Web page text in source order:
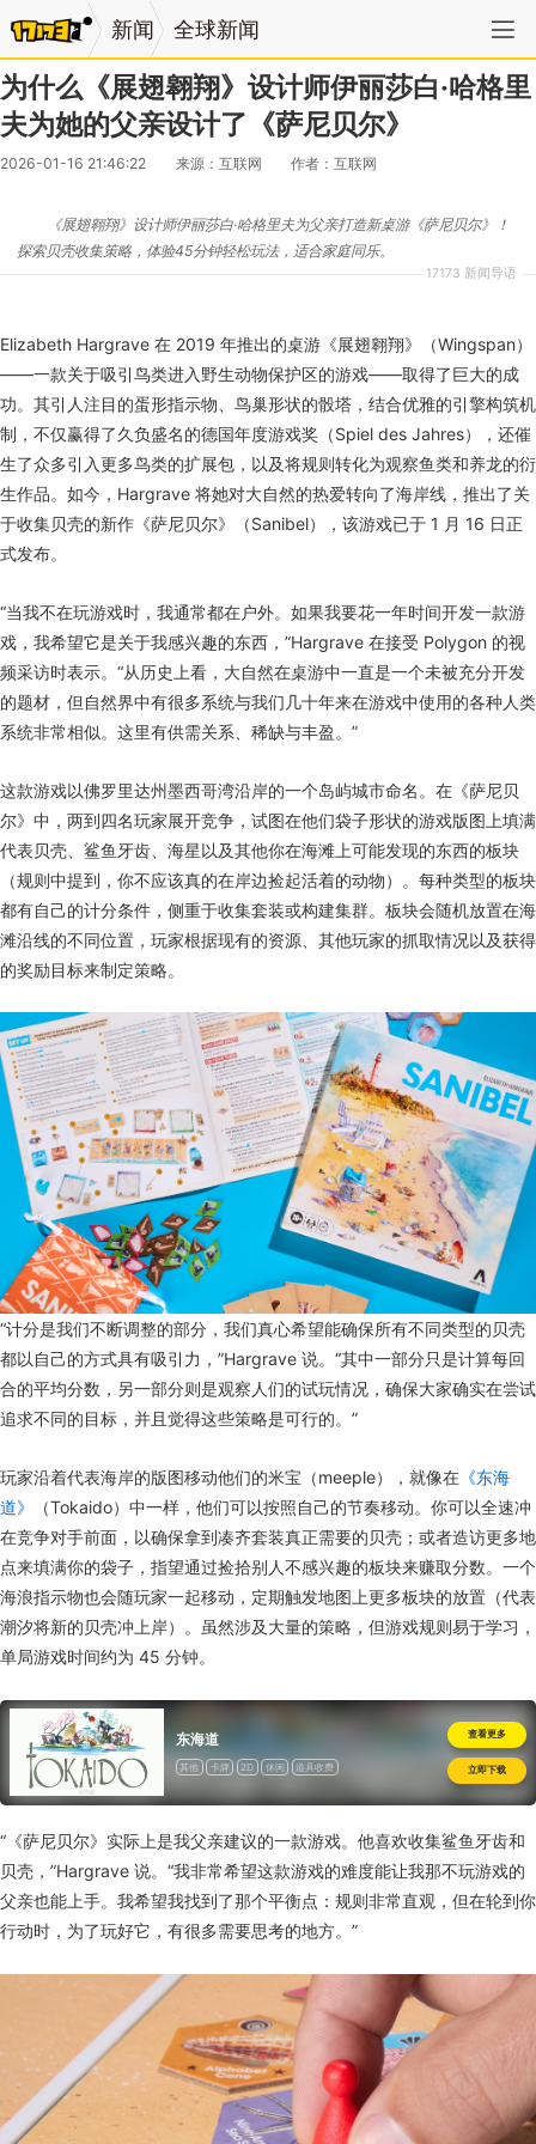
新闻 全球新闻
为什么《展翅翱翔》设计师伊丽莎白·哈格里
夫为她的父亲设计了《萨尼贝尔》
2026-01-16 21:46:22 来源：互联网 作者：互联网
17173 新闻导语
《展翅翱翔》设计师伊丽莎白·哈格里夫为父亲打造新桌游《萨尼贝尔》！
探索贝壳收集策略，体验45分钟轻松玩法，适合家庭同乐。
Elizabeth Hargrave 在 2019 年推出的桌游《展翅翱翔》（Wingspan）
——一款关于吸引鸟类进入野生动物保护区的游戏——取得了巨大的成
功。其引人注目的蛋形指示物、鸟巢形状的骰塔，结合优雅的引擎构筑机
制，不仅赢得了久负盛名的德国年度游戏奖（Spiel des Jahres），还催
生了众多引入更多鸟类的扩展包，以及将规则转化为观察鱼类和养龙的衍
生作品。如今，Hargrave 将她对大自然的热爱转向了海岸线，推出了关
于收集贝壳的新作《萨尼贝尔》（Sanibel），该游戏已于 1 月 16 日正
式发布。
“当我不在玩游戏时，我通常都在户外。如果我要花一年时间开发一款游
戏，我希望它是关于我感兴趣的东西，”Hargrave 在接受 Polygon 的视
频采访时表示。“从历史上看，大自然在桌游中一直是一个未被充分开发
的题材，但自然界中有很多系统与我们几十年来在游戏中使用的各种人类
系统非常相似。这里有供需关系、稀缺与丰盈。”
这款游戏以佛罗里达州墨西哥湾沿岸的一个岛屿城市命名。在《萨尼贝
尔》中，两到四名玩家展开竞争，试图在他们袋子形状的游戏版图上填满
代表贝壳、鲨鱼牙齿、海星以及其他你在海滩上可能发现的东西的板块
（规则中提到，你不应该真的在岸边捡起活着的动物）。每种类型的板块
都有自己的计分条件，侧重于收集套装或构建集群。板块会随机放置在海
滩沿线的不同位置，玩家根据现有的资源、其他玩家的抓取情况以及获得
的奖励目标来制定策略。
“计分是我们不断调整的部分，我们真心希望能确保所有不同类型的贝壳
都以自己的方式具有吸引力，”Hargrave 说。“其中一部分只是计算每回
合的平均分数，另一部分则是观察人们的试玩情况，确保大家确实在尝试
追求不同的目标，并且觉得这些策略是可行的。”
玩家沿着代表海岸的版图移动他们的米宝（meeple），就像在 《东海
道》
（Tokaido）中一样，他们可以按照自己的节奏移动。你可以全速冲
在竞争对手前面，以确保拿到凑齐套装真正需要的贝壳；或者造访更多地
点来填满你的袋子，指望通过捡拾别人不感兴趣的板块来赚取分数。一个
海浪指示物也会随玩家一起移动，定期触发地图上更多板块的放置（代表
潮汐将新的贝壳冲上岸）。虽然涉及大量的策略，但游戏规则易于学习，
单局游戏时间约为 45 分钟。
东海道
其他 卡牌 2D 休闲 道具收费
查看更多
立即下载
“《萨尼贝尔》实际上是我父亲建议的一款游戏。他喜欢收集鲨鱼牙齿和
贝壳，”Hargrave 说。“我非常希望这款游戏的难度能让我那不玩游戏的
父亲也能上手。我希望我找到了那个平衡点：规则非常直观，但在轮到你
行动时，为了玩好它，有很多需要思考的地方。”